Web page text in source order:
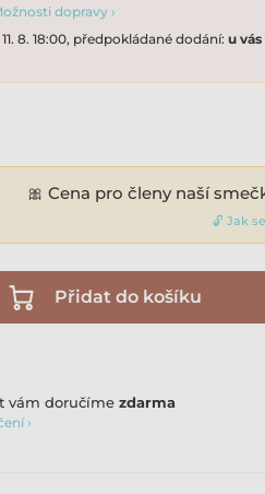
dopravy ›
8. 18:00, předpokládané dodání: u vás
🎀 Cena pro členy naší
🔓 Jak
Přidat do košíku
vám doručíme zdarma
›